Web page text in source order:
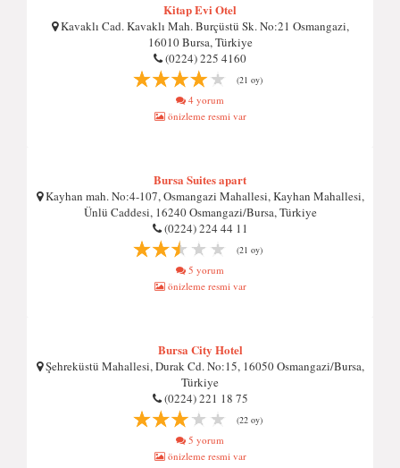
Kitap Evi Otel
Kavaklı Cad. Kavaklı Mah. Burçüstü Sk. No:21 Osmangazi,
16010 Bursa, Türkiye
(0224) 225 4160
(21 oy)
4 yorum
önizleme resmi var
Bursa Suites apart
Kayhan mah. No:4-107, Osmangazi Mahallesi, Kayhan Mahallesi,
Ünlü Caddesi, 16240 Osmangazi/Bursa, Türkiye
(0224) 224 44 11
(21 oy)
5 yorum
önizleme resmi var
Bursa City Hotel
Şehreküstü Mahallesi, Durak Cd. No:15, 16050 Osmangazi/Bursa,
Türkiye
(0224) 221 18 75
(22 oy)
5 yorum
önizleme resmi var